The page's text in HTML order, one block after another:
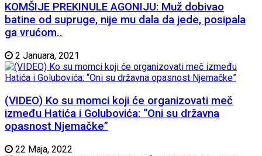
KOMŠIJE PREKINULE AGONIJU: Muž dobivao
batine od supruge, nije mu dala da jede, posipala
ga vrućom..
2 Januara, 2021
(VIDEO) Ko su momci koji će organizovati meč
između Hatića i Golubovića: “Oni su državna
opasnost Njemačke”
22 Maja, 2022